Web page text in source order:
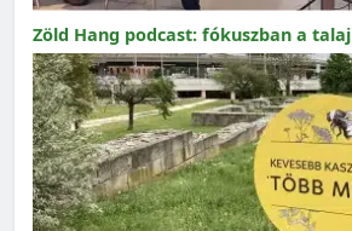
Zöld Hang podcast: fókuszban a talaj